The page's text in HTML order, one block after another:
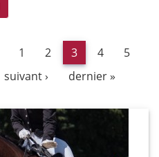
1 2 3 4
5
suivant › dernier »